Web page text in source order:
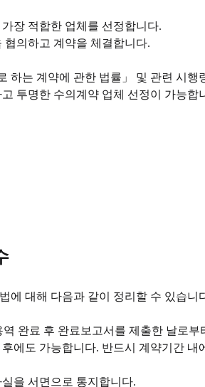
장 적합한 업체를 선정합니다.
협의하고 계약을 체결합니다.
하는 계약에 관한 법률」 및 관련 시행
투명한 수의계약 업체 선정이 가능합
에 대해 다음과 같이 정리할 수 있습니
완료 후 완료보고서를 제출한 날로
에도 가능합니다. 반드시 계약기간 내
을 서면으로 통지합니다.